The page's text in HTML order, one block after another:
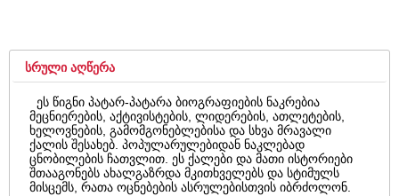
ᲡᲠᲣᲚᲘ ᲐᲦᲬᲔᲠᲐ
ეს წიგნი პატარ-პატარა ბიოგრაფიების ნაკრებია
მეცნიერების, აქტივისტების, ლიდერების, ათლეტების,
ხელოვნების, გამომგონებლებისა და სხვა მრავალი
ქალის შესახებ. პოპულარულებიდან ნაკლებად
ცნობილების ჩათვლით. ეს ქალები და მათი ისტორიები
შთააგონებს ახალგაზრდა მკითხველებს და სტიმულს
მისცემს, რათა ოცნებების ასრულებისთვის იბრძოლონ.